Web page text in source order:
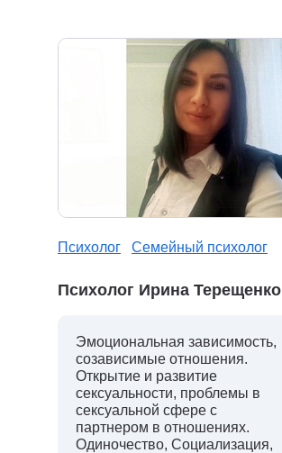
Психолог Семейный психолог
Психолог Ирина Терещенко
Эмоциональная зависимость,
созависимые отношения.
Открытие и развитие
сексуальности, проблемы в
сексуальной сфере с
партнером в отношениях.
Одиночество, Социализация,